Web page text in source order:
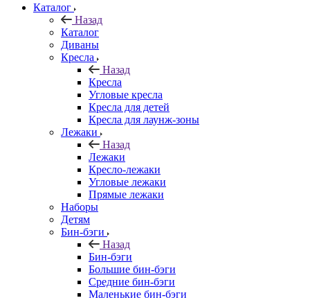
Каталог
Назад
Каталог
Диваны
Кресла
Назад
Кресла
Угловые кресла
Кресла для детей
Кресла для лаунж-зоны
Лежаки
Назад
Лежаки
Кресло-лежаки
Угловые лежаки
Прямые лежаки
Наборы
Детям
Бин-бэги
Назад
Бин-бэги
Большие бин-бэги
Средние бин-бэги
Маленькие бин-бэги